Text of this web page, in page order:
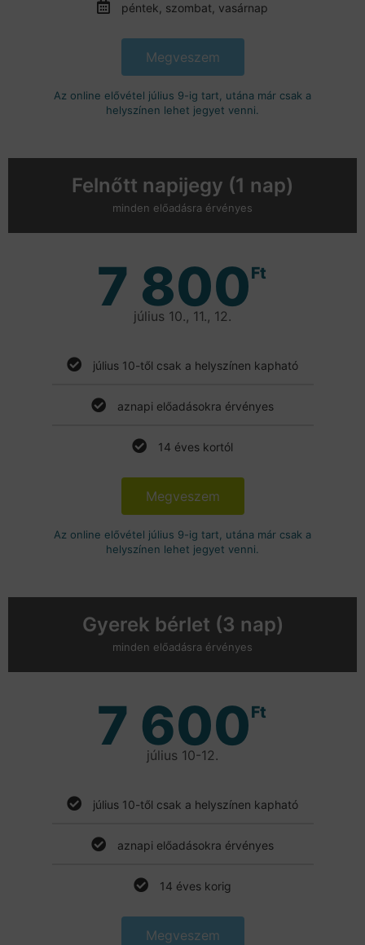
péntek, szombat, vasárnap
Megveszem
Az online elővétel július 9-ig tart, utána már csak a
helyszínen lehet jegyet venni.
Felnőtt napijegy (1 nap)
minden előadásra érvényes
7 800Ft
július 10., 11., 12.
július 10-től csak a helyszínen kapható
aznapi előadásokra érvényes
14 éves kortól
Megveszem
Az online elővétel július 9-ig tart, utána már csak a
helyszínen lehet jegyet venni.
Gyerek bérlet (3 nap)
minden előadásra érvényes
7 600Ft
július 10-12.
július 10-től csak a helyszínen kapható
aznapi előadásokra érvényes
14 éves korig
Megveszem